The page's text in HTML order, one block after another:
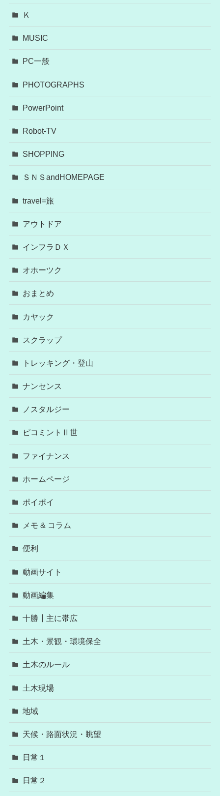
Ｋ
MUSIC
PC一般
PHOTOGRAPHS
PowerPoint
Robot-TV
SHOPPING
ＳＮＳandHOMEPAGE
travel=旅
アウトドア
インフラＤＸ
オホーツク
おまとめ
カヤック
スクラップ
トレッキング・登山
ナンセンス
ノスタルジー
ピコミントⅡ世
ファイナンス
ホームページ
ポイポイ
メモ & コラム
便利
動画サイト
動画編集
十勝┃主に帯広
土木・景観・環境保全
土木のルール
土木現場
地域
天候・路面状況・眺望
日常１
日常２